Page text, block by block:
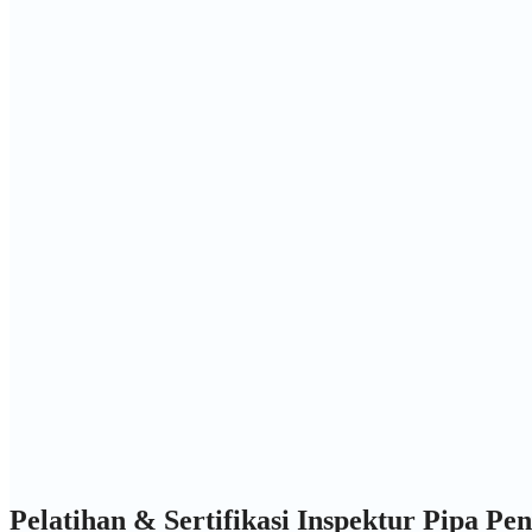
Pelatihan & Sertifikasi Inspektur Pipa